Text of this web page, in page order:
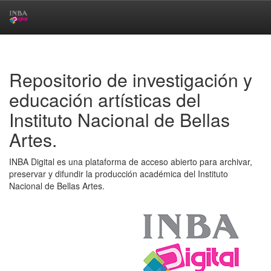
Repositorio de investigación y
educación artísticas del
Instituto Nacional de Bellas
Artes.
INBA Digital es una plataforma de acceso abierto para archivar,
preservar y difundir la producción académica del Instituto
Nacional de Bellas Artes.